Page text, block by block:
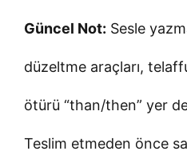
Güncel Not: Sesle
düzeltme araçları,
ötürü “than/then” yer
Teslim etmeden önce